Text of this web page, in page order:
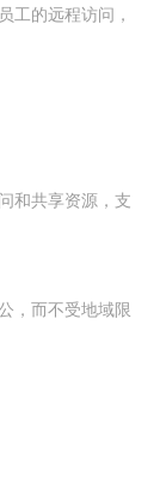
工的远程访问，
和共享资源，支
，而不受地域限